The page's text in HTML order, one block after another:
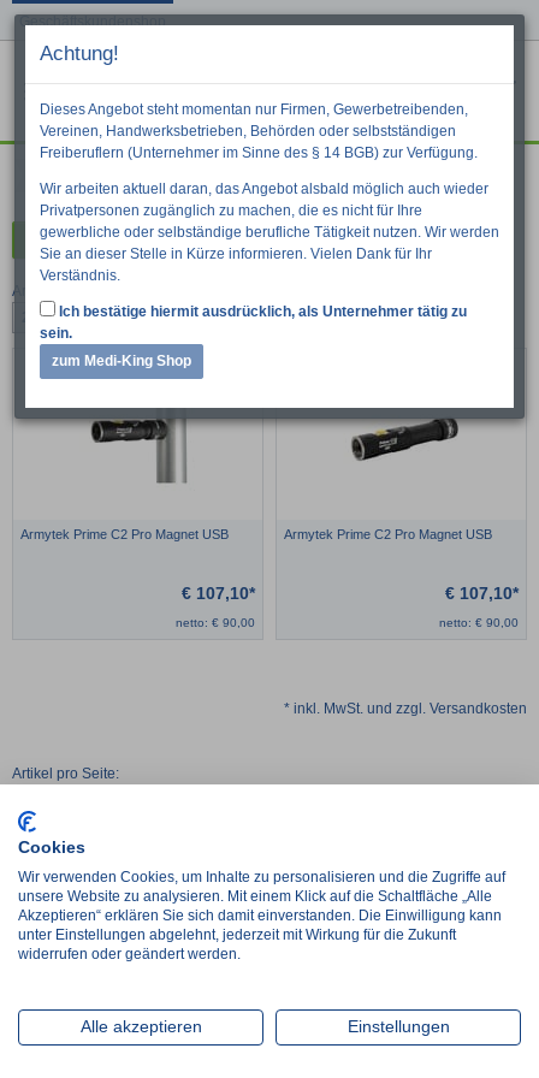
Geschäftskundenshop
Menu Suche
Kategorien
Artikel pro Seite:
48 96
Armytek Prime C2 Pro Magnet USB
€ 107,10*
netto: € 90,00
Armytek Prime C2 Pro Magnet USB
€ 107,10*
netto: € 90,00
* inkl. MwSt. und zzgl. Versandkosten
Artikel pro Seite:
Ihre Vorteile bei Medi-King
Schnelle Lieferung
Kompetente Beratungshotline
Bundesweiter Außendienst
Achtung!
Dieses Angebot steht momentan nur Firmen, Gewerbetreibenden,
Vereinen, Handwerksbetrieben, Behörden oder selbstständigen
Freiberuflern (Unternehmer im Sinne des § 14 BGB) zur Verfügung.
Wir arbeiten aktuell daran, das Angebot alsbald möglich auch wieder
Privatpersonen zugänglich zu machen, die es nicht für Ihre
gewerbliche oder selbständige berufliche Tätigkeit nutzen. Wir werden
Sie an dieser Stelle in Kürze informieren. Vielen Dank für Ihr
Verständnis.
Ich bestätige hiermit ausdrücklich, als Unternehmer tätig zu
sein.
zum Medi-King Shop
Cookies
Wir verwenden Cookies, um Inhalte zu personalisieren und die Zugriffe auf
unsere Website zu analysieren. Mit einem Klick auf die Schaltfläche „Alle
Akzeptieren“ erklären Sie sich damit einverstanden. Die Einwilligung kann
unter Einstellungen abgelehnt, jederzeit mit Wirkung für die Zukunft
widerrufen oder geändert werden.
Alle akzeptieren Einstellungen